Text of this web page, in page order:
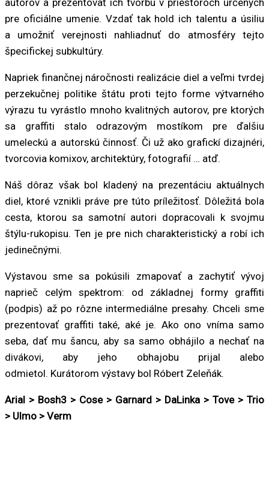
autorov a prezentovať ich tvorbu v priestoroch určených
pre oficiálne umenie. Vzdať tak hold ich talentu a úsiliu
a umožniť verejnosti nahliadnuť do atmosféry tejto
špecifickej subkultúry.
Napriek finančnej náročnosti realizácie diel a veľmi tvrdej
perzekučnej politike štátu proti tejto forme výtvarného
výrazu tu vyrástlo mnoho kvalitných autorov, pre ktorých
sa graffiti stalo odrazovým mostíkom pre ďalšiu
umeleckú a autorskú činnosť. Či už ako grafickí dizajnéri,
tvorcovia komixov, architektúry, fotografií … atď.
Náš dôraz však bol kladený na prezentáciu aktuálnych
diel, ktoré vznikli práve pre túto príležitosť. Dôležitá bola
cesta, ktorou sa samotní autori dopracovali k svojmu
štýlu-rukopisu. Ten je pre nich charakteristický a robí ich
jedinečnými.
Výstavou sme sa pokúsili zmapovať a zachytiť vývoj
naprieč celým spektrom: od základnej formy graffiti
(podpis) až po rôzne intermediálne presahy. Chceli sme
prezentovať graffiti také, aké je. Ako ono vníma samo
seba, dať mu šancu, aby sa samo obhájilo a nechať na
divákovi, aby jeho obhajobu prijal alebo
odmietol. Kurátorom výstavy bol Róbert Zeleňák.
Arial > Bosh3 > Cose > Garnard > DaLinka > Tove > Trio
> Ulmo > Verm